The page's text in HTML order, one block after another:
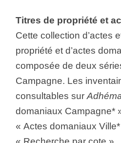
Titres de propriété et
Cette collection d’actes
propriété et d’actes
composée de deux
Campagne. Les
consultables sur
domaniaux Campagne*
« Actes domaniaux